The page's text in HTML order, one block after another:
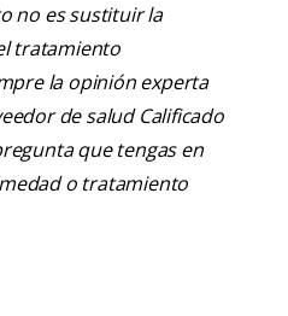
no es sustituir la
tratamiento
la opinión experta
de salud Calificado
que tengas en
o tratamiento